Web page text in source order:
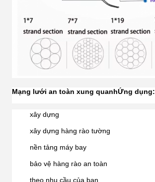
Mạng lưới an toàn xung quanhỨng dụng:
xây dựng
xây dựng hàng rào tường
nền tảng máy bay
bảo vệ hàng rào an toàn
theo nhu cầu của bạn